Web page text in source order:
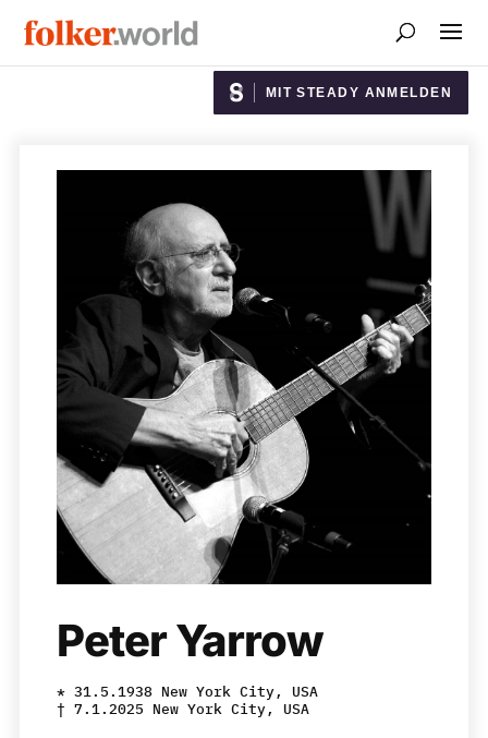
MIT STEADY ANMELDEN
Peter Yarrow
* 31.5.1938 New York City, USA
† 7.1.2025 New York City, USA